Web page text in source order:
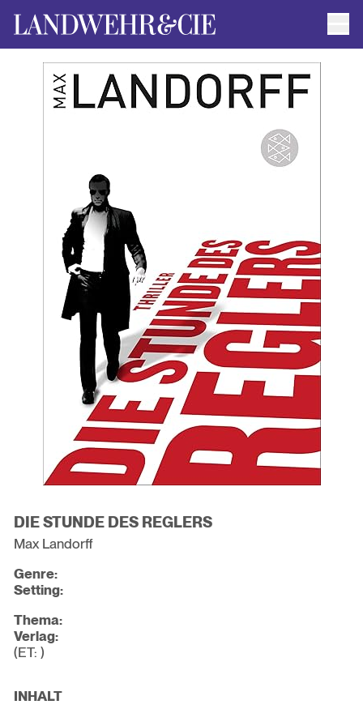
AUTOR*INNEN
AKTUELLE TITEL
FILMRECHTE
ANFRAGEN / IMPRESSUM
DIE STUNDE DES REGLERS
Max Landorff
Genre:
Setting:
Thema:
Verlag:
(ET: )
INHALT